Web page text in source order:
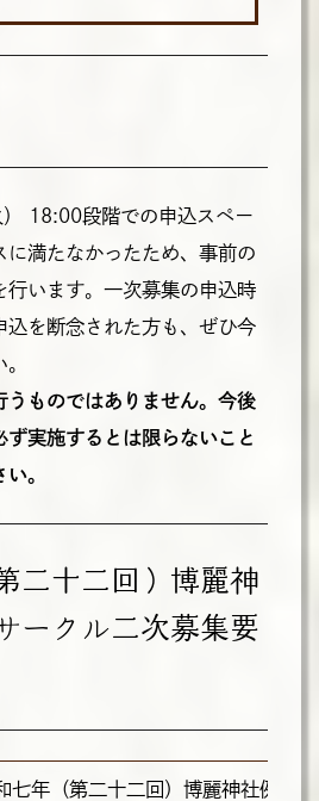
18:00段階での申込スペー
に満たなかったため、事前の
行います。一次募集の申込時
込を断念された方も、ぜひ今
ものではありません。今後
ず実施するとは限らないこと
。
二十二回）博麗神
クル二次募集要
七年（第二十二回）博麗神社例大祭